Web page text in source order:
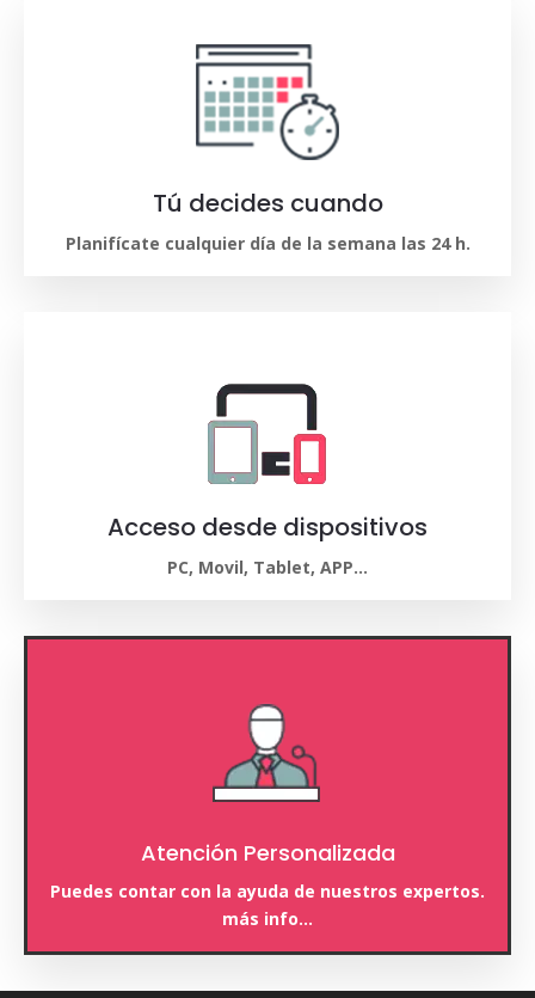
Tú decides cuando
Planifícate cualquier día de la semana las 24 h.
Acceso desde dispositivos
PC, Movil, Tablet, APP…
Atención Personalizada
Puedes contar con la ayuda de nuestros expertos.
más info…